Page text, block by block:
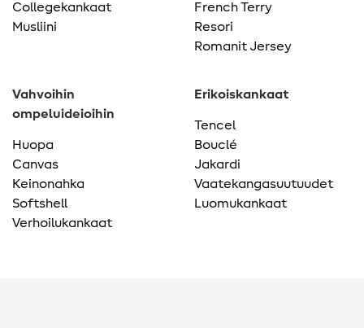
Collegekankaat
Musliini
French Terry
Resori
Romanit Jersey
Vahvoihin
ompeluideioihin
Huopa
Canvas
Keinonahka
Softshell
Verhoilukankaat
Erikoiskankaat
Tencel
Bouclé
Jakardi
Vaatekangasuutuudet
Luomukankaat